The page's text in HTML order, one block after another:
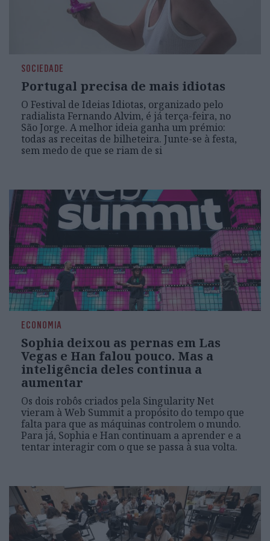
SOCIEDADE
Portugal precisa de mais idiotas
O Festival de Ideias Idiotas, organizado pelo
radialista Fernando Alvim, é já terça-feira, no
São Jorge. A melhor ideia ganha um prémio:
todas as receitas de bilheteira. Junte-se à festa,
sem medo de que se riam de si
ECONOMIA
Sophia deixou as pernas em Las
Vegas e Han falou pouco. Mas a
inteligência deles continua a
aumentar
Os dois robôs criados pela Singularity Net
vieram à Web Summit a propósito do tempo que
falta para que as máquinas controlem o mundo.
Para já, Sophia e Han continuam a aprender e a
tentar interagir com o que se passa à sua volta.